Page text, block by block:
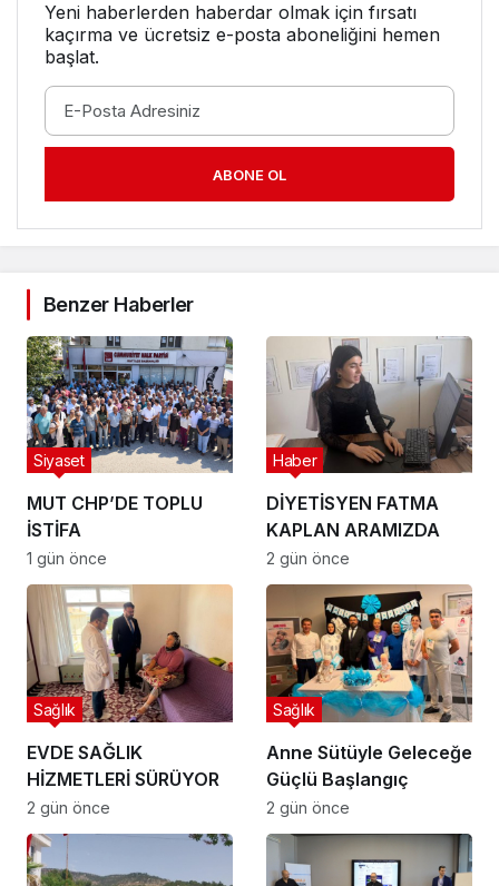
Yeni haberlerden haberdar olmak için fırsatı
kaçırma ve ücretsiz e-posta aboneliğini hemen
başlat.
ABONE OL
Benzer Haberler
MUT CHP’DE TOPLU
İSTİFA
Siyaset
1 gün önce
DİYETİSYEN FATMA
KAPLAN ARAMIZDA
Haber
2 gün önce
EVDE SAĞLIK
HİZMETLERİ SÜRÜYOR
Sağlık
2 gün önce
Anne Sütüyle Geleceğe
Güçlü Başlangıç
Sağlık
2 gün önce